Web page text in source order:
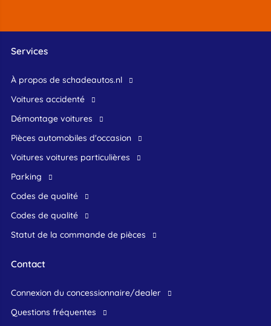
Services
À propos de schadeautos.nl
Voitures accidenté
Démontage voitures
Pièces automobiles d'occasion
voitures voitures particulières
Parking
Codes de qualité
Codes de qualité
Statut de la commande de pièces
Contact
connexion du concessionnaire/dealer
Questions fréquentes